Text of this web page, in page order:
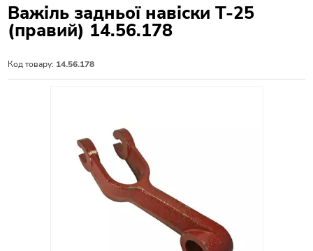
Важіль задньої навіски Т-25
(правий) 14.56.178
Код товару: 14.56.178